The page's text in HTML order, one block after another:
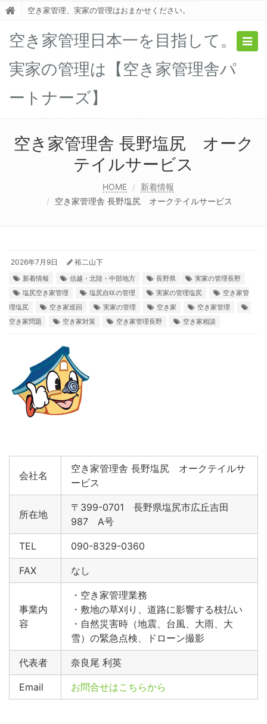
空き家管理、実家の管理はおまかせください。
空き家管理日本一を目指して。
実家の管理は【空き家管理舎パ
ートナーズ】
空き家管理舎 長野塩尻 オーク
テイルサービス
HOME
新着情報
空き家管理舎 長野塩尻 オークテイルサービス
2026年7月9日 裕二山下
新着情報 信越・北陸・中部地方 長野県
実家の管理長野
塩尻空き家管理
塩尻自㏍の管理 実家の管理塩尻
空き家管
理塩尻
空き家巡回 実家の管理 空き家
空き家管理
空き家問題
空き家対策 空き家管理長野 空き家相談
会社名
空き家管理舎 長野塩尻 オークテイルサ
ービス
所在地
〒399-0701 長野県塩尻市広丘吉田
987 A号
TEL 090-8329-0360
FAX なし
事業内
容
・空き家管理業務
・敷地の草刈り、道路に影響する枝払い
・自然災害時（地震、台風、大雨、大
雪）の緊急点検、ドローン撮影
代表者 奈良尾 利英
Email お問合せはこちらから